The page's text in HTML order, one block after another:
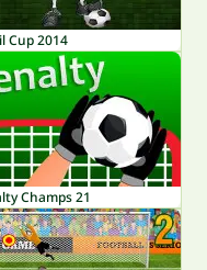
Cup 2014
Champs 21